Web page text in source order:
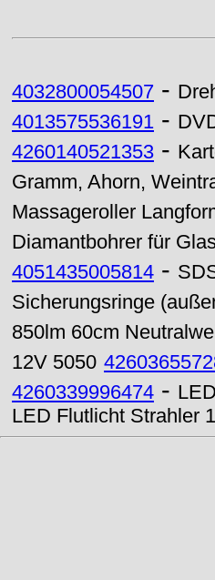
4032800054507 -
4013575536191 -
4260140521353 -
Gramm, Ahorn,
Massageroller
Diamantbohrer für
4051435005814 -
Sicherungsringe
850lm 60cm
12V 5050
4260339996474 -
LED Flutlicht Strahler